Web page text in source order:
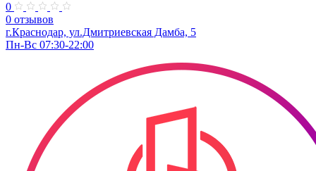
0
0 отзывов
г.Краснодар, ул.Дмитриевская Дамба, 5
Пн-Вс 07:30-22:00